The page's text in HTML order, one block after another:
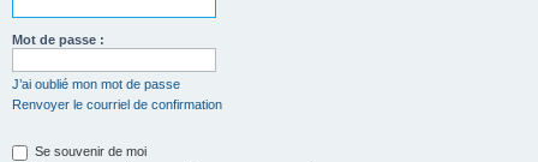
Mot de passe :
J’ai oublié mon mot de passe
Renvoyer le courriel de confirmation
Se souvenir de moi